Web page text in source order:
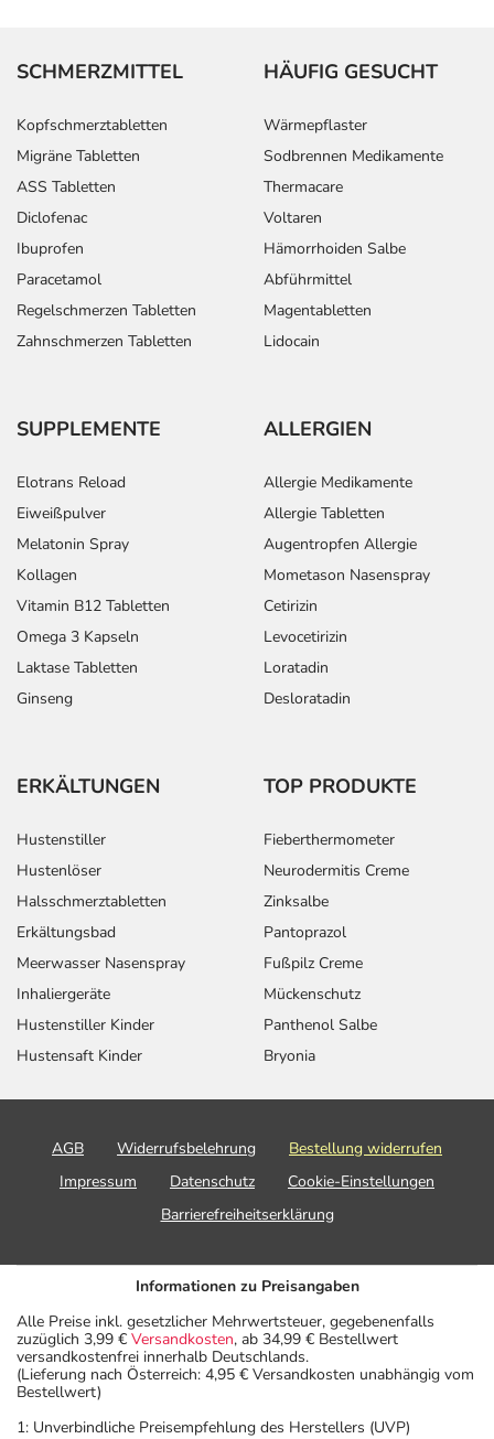
SCHMERZMITTEL
Kopfschmerztabletten
Migräne Tabletten
ASS Tabletten
Diclofenac
Ibuprofen
Paracetamol
Regelschmerzen Tabletten
Zahnschmerzen Tabletten
HÄUFIG GESUCHT
Wärmepflaster
Sodbrennen Medikamente
Thermacare
Voltaren
Hämorrhoiden Salbe
Abführmittel
Magentabletten
Lidocain
SUPPLEMENTE
Elotrans Reload
Eiweißpulver
Melatonin Spray
Kollagen
Vitamin B12 Tabletten
Omega 3 Kapseln
Laktase Tabletten
Ginseng
ALLERGIEN
Allergie Medikamente
Allergie Tabletten
Augentropfen Allergie
Mometason Nasenspray
Cetirizin
Levocetirizin
Loratadin
Desloratadin
ERKÄLTUNGEN
Hustenstiller
Hustenlöser
Halsschmerztabletten
Erkältungsbad
Meerwasser Nasenspray
Inhaliergeräte
Hustenstiller Kinder
Hustensaft Kinder
TOP PRODUKTE
Fieberthermometer
Neurodermitis Creme
Zinksalbe
Pantoprazol
Fußpilz Creme
Mückenschutz
Panthenol Salbe
Bryonia
AGB Widerrufsbelehrung
Bestellung widerrufen
Impressum
Datenschutz
Cookie-Einstellungen
Barrierefreiheitserklärung
Informationen zu Preisangaben
Alle Preise inkl. gesetzlicher Mehrwertsteuer, gegebenenfalls
zuzüglich 3,99 € Versandkosten, ab 34,99 € Bestellwert
versandkostenfrei innerhalb Deutschlands.
(Lieferung nach Österreich: 4,95 € Versandkosten unabhängig vom
Bestellwert)
1: Unverbindliche Preisempfehlung des Herstellers (UVP)